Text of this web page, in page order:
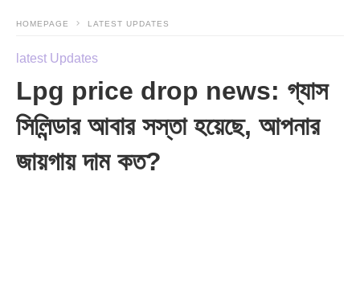
HOMEPAGE LATEST UPDATES
latest Updates
Lpg price drop news: গ্যাস
সিলিন্ডার আবার সস্তা হয়েছে, আপনার
জায়গায় দাম কত?